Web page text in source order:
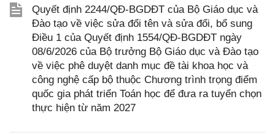
Quyết định 2244/QĐ-BGDĐT của Bộ Giáo dục và
Đào tạo về việc sửa đổi tên và sửa đổi, bổ sung
Điều 1 của Quyết định 1554/QĐ-BGDĐT ngày
08/6/2026 của Bộ trưởng Bộ Giáo dục và Đào tạo
về việc phê duyệt danh mục đề tài khoa học và
công nghệ cấp bộ thuộc Chương trình trọng điểm
quốc gia phát triển Toán học để đưa ra tuyển chọn
thực hiện từ năm 2027